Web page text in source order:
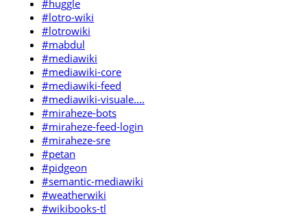
#huggle
#lotro-wiki
#lotrowiki
#mabdul
#mediawiki
#mediawiki-core
#mediawiki-feed
#mediawiki-visuale....
#miraheze-bots
#miraheze-feed-login
#miraheze-sre
#petan
#pidgeon
#semantic-mediawiki
#weatherwiki
#wikibooks-tl